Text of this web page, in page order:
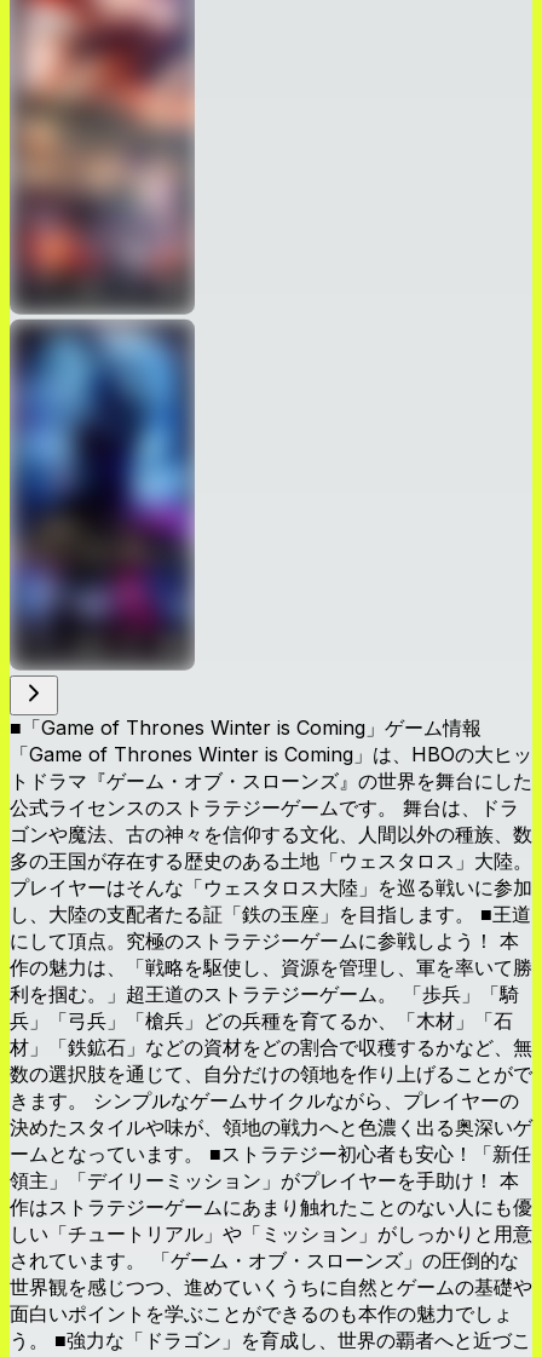
■「Game of Thrones Winter is Coming」ゲーム情報
「Game of Thrones Winter is Coming」は、HBOの大ヒッ
トドラマ『ゲーム・オブ・スローンズ』の世界を舞台にした
公式ライセンスのストラテジーゲームです。 舞台は、ドラ
ゴンや魔法、古の神々を信仰する文化、人間以外の種族、数
多の王国が存在する歴史のある土地「ウェスタロス」大陸。
プレイヤーはそんな「ウェスタロス大陸」を巡る戦いに参加
し、大陸の支配者たる証「鉄の玉座」を目指します。 ■王道
にして頂点。究極のストラテジーゲームに参戦しよう！ 本
作の魅力は、「戦略を駆使し、資源を管理し、軍を率いて勝
利を掴む。」超王道のストラテジーゲーム。 「歩兵」「騎
兵」「弓兵」「槍兵」どの兵種を育てるか、「木材」「石
材」「鉄鉱石」などの資材をどの割合で収穫するかなど、無
数の選択肢を通じて、自分だけの領地を作り上げることがで
きます。 シンプルなゲームサイクルながら、プレイヤーの
決めたスタイルや味が、領地の戦力へと色濃く出る奥深いゲ
ームとなっています。 ■ストラテジー初心者も安心！「新任
領主」「デイリーミッション」がプレイヤーを手助け！ 本
作はストラテジーゲームにあまり触れたことのない人にも優
しい「チュートリアル」や「ミッション」がしっかりと用意
されています。 「ゲーム・オブ・スローンズ」の圧倒的な
世界観を感じつつ、進めていくうちに自然とゲームの基礎や
面白いポイントを学ぶことができるのも本作の魅力でしょ
う。 ■強力な「ドラゴン」を育成し、世界の覇者へと近づこ